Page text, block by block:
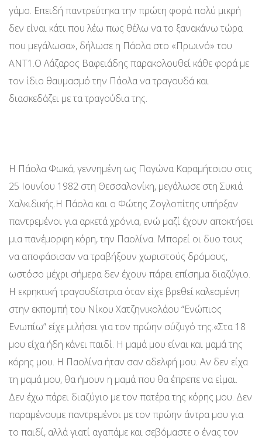
γάμο. Επειδή παντρεύτηκα την πρώτη φορά πολύ μικρή
δεν είναι κάτι που λέω πως θέλω να το ξανακάνω τώρα
που μεγάλωσα», δήλωσε η Πάολα στο «Πρωινό» του
ANT1.Ο Λάζαρος Βαφειάδης παρακολουθεί κάθε φορά με
τον ίδιο θαυμασμό την Πάολα να τραγουδά και
διασκεδάζει με τα τραγούδια της.
Η Πάολα Φωκά, γεννημένη ως Παγώνα Καραμήτσιου στις
25 Ιουνίου 1982 στη Θεσσαλονίκη, μεγάλωσε στη Συκιά
Χαλκιδικής.Η Πάολα και ο Φώτης Ζογλοπίτης υπήρξαν
παντρεμένοι για αρκετά χρόνια, ενώ μαζί έχουν αποκτήσει
μια πανέμορφη κόρη, την Παολίνα. Μπορεί οι δυο τους
να αποφάσισαν να τραβήξουν χωριστούς δρόμους,
ωστόσο μέχρι σήμερα δεν έχουν πάρει επίσημα διαζύγιο.
Η εκρηκτική τραγουδίστρια όταν είχε βρεθεί καλεσμένη
στην εκπομπή του Νίκου Χατζηνικολάου “Ενώπιος
Ενωπίω” είχε μιλήσει για τον πρώην σύζυγό της.«Στα 18
μου είχα ήδη κάνει παιδί. Η μαμά μου είναι και μαμά της
κόρης μου. Η Παολίνα ήταν σαν αδελφή μου. Αν δεν είχα
τη μαμά μου, θα ήμουν η μαμά που θα έπρεπε να είμαι.
Δεν έχω πάρει διαζύγιο με τον πατέρα της κόρης μου. Δεν
παραμένουμε παντρεμένοι με τον πρώην άντρα μου για
το παιδί, αλλά γιατί αγαπάμε και σεβόμαστε ο ένας τον